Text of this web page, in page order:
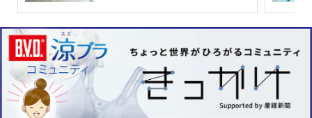
ハーフトップ ホールドタイプ ホック付き プリントハーフトップ